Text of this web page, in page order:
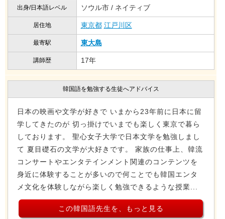
出身/日本語レベル ソウル市 / ネイティブ
居住地 東京都 江戸川区
最寄駅 東大島
講師歴 17年
韓国語を勉強する生徒へアドバイス
日本の映画や文学が好きで いまから23年前に日本に留
学してきたのが 切っ掛けでいまでも楽しく東京で暮ら
しております。 聖心女子大学で日本文学を勉強しまし
て 夏目礎石の文学が大好きです。 家族の仕事上、韓流
コンサートやエンタテインメント関連のコンテンツを
身近に体験することが多いので何ことでも韓国エンタ
メ文化を体験しながら楽しく勉強できるような授業...
この韓国語先生を、もっと見る